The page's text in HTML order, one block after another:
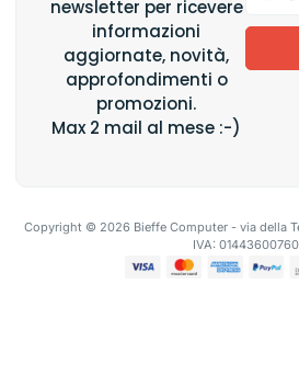
newsletter per ricevere
informazioni
aggiornate, novità,
approfondimenti o
promozioni.
Max 2 mail al mese :-)
Copyright © 2026 Bieffe Computer - via della
IVA: 01443600760